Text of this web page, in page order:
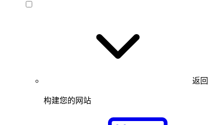
返回
构建您的网站